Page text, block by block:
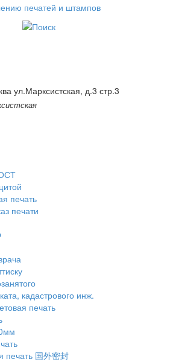
ул.Марксистская, д.3 стр.3
печать
печати
кадастрового инж.
печать
печать 国外密封